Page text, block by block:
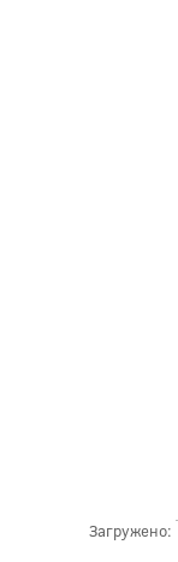
Загружено: